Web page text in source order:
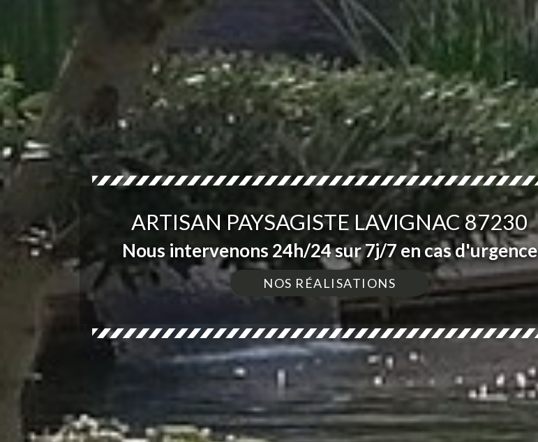
ARTISAN PAYSAGISTE LAVIGNAC 87230
Nous intervenons 24h/24 sur 7j/7 en cas d'urgence
NOS RÉALISATIONS